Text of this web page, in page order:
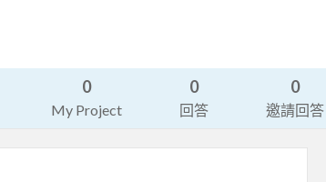
0
My Project
0
回答
0
邀請回答